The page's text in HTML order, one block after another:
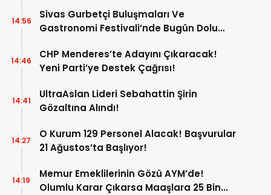
Sivas Gurbetçi Buluşmaları Ve
Gastronomi Festivali’nde Bugün Dolu
14:56
CHP Menderes’te Adayını Çıkaracak!
Yeni Parti’ye Destek Çağrısı!
14:46
UltraAslan Lideri Sebahattin Şirin
Gözaltına Alındı!
14:41
O Kurum 129 Personel Alacak! Başvurular
21 Ağustos’ta Başlıyor!
14:27
Memur Emeklilerinin Gözü AYM’de!
Olumlu Karar Çıkarsa Maaşlara 25 Bin
14:19